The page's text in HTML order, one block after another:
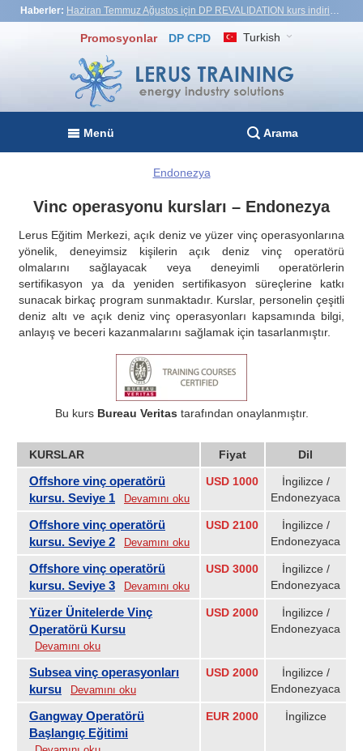
Haberler: Haziran Temmuz Ağustos için DP REVALIDATION kurs indirimi - USD1,000! Vietnam, Türkiye, Malezya
Promosyonlar DP CPD Turkish
Menü Arama
Endonezya
Vinc operasyonu kursları – Endonezya
Lerus Eğitim Merkezi, açık deniz ve yüzer vinç operasyonlarına
yönelik, deneyimsiz kişilerin açık deniz vinç operatörü
olmalarını sağlayacak veya deneyimli operatörlerin
sertifikasyon ya da yeniden sertifikasyon süreçlerine katkı
sunacak birkaç program sunmaktadır. Kurslar, personelin çeşitli
deniz altı ve açık deniz vinç operasyonları kapsamında bilgi,
anlayış ve beceri kazanmalarını sağlamak için tasarlanmıştır.
Bu kurs Bureau Veritas tarafından onaylanmıştır.
KURSLAR Fiyat Dil
Offshore vinç operatörü
kursu. Seviye 1
Devamını oku
USD 1000
İngilizce /
Endonezyaca
Offshore vinç operatörü
kursu. Seviye 2
Devamını oku
USD 2100
İngilizce /
Endonezyaca
Offshore vinç operatörü
kursu. Seviye 3
Devamını oku
USD 3000
İngilizce /
Endonezyaca
Yüzer Ünitelerde Vinç
Operatörü Kursu
Devamını oku
USD 2000
İngilizce /
Endonezyaca
Subsea vinç operasyonları
kursu
Devamını oku
USD 2000
İngilizce /
Endonezyaca
Gangway Operatörü
Başlangıç Eğitimi
EUR 2000 İngilizce